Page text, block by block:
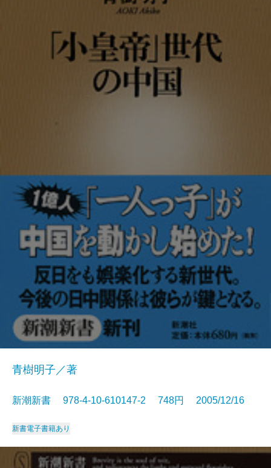
青樹明子／著
新潮新書 978-4-10-610147-2 748円 2005/12/16
新書電子書籍あり